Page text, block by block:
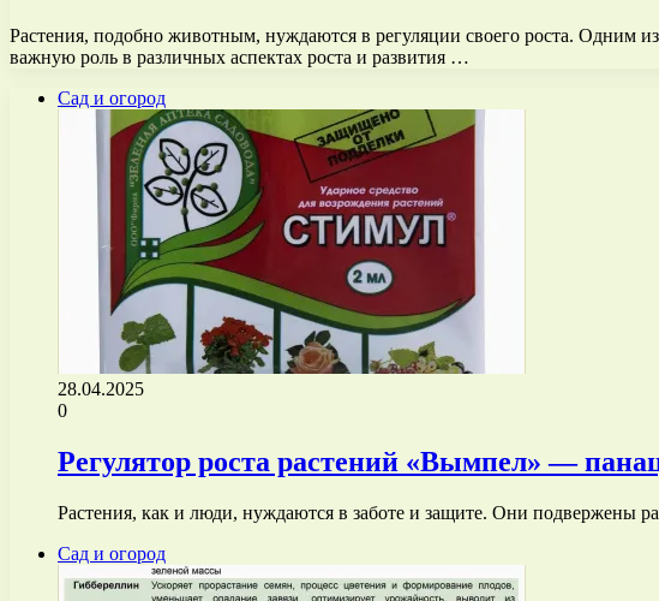
Растения, подобно животным, нуждаются в регуляции своего роста. Одним
важную роль в различных аспектах роста и развития …
Сад и огород
28.04.2025
0
Регулятор роста растений «Вымпел» —
Растения, как и люди, нуждаются в заботе и защите. Они подвержены
Сад и огород